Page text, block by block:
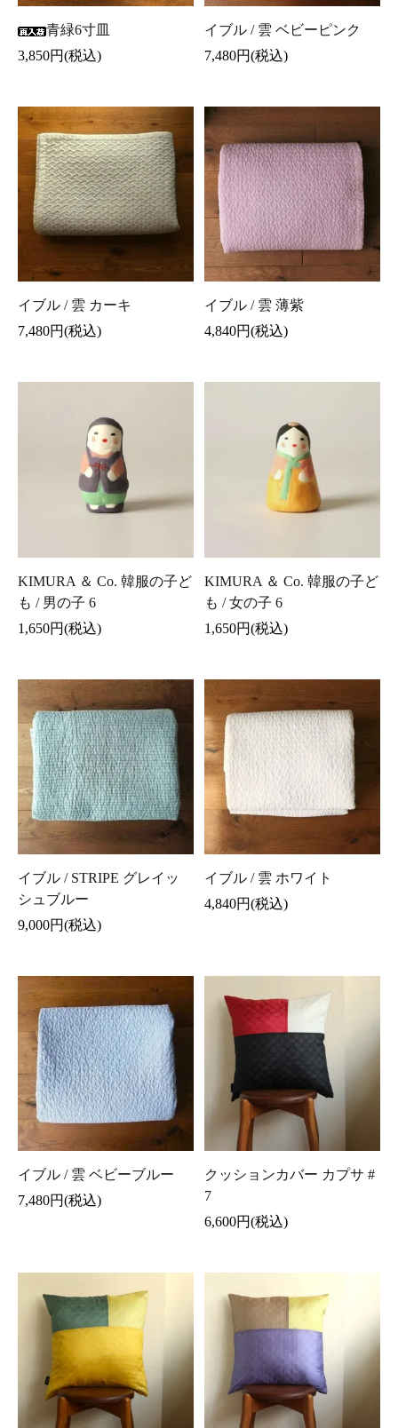
青緑6寸皿
3,850円(税込)
イブル / 雲 ベビーピンク
7,480円(税込)
イブル / 雲 カーキ
7,480円(税込)
イブル / 雲 薄紫
4,840円(税込)
KIMURA ＆ Co. 韓服の子ど
も / 男の子 6
1,650円(税込)
KIMURA ＆ Co. 韓服の子ど
も / 女の子 6
1,650円(税込)
イブル / STRIPE グレイッ
シュブルー
9,000円(税込)
イブル / 雲 ホワイト
4,840円(税込)
イブル / 雲 ベビーブルー
7,480円(税込)
クッションカバー カプサ #
7
6,600円(税込)